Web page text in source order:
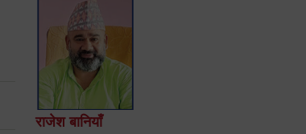
राजेश बानियाँ